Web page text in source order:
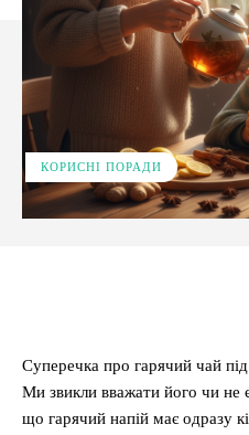
КОРИСНІ ПОРАДИ
Суперечка про гарячий чай
Ми звикли вважати його чи не
що гарячий напій має одразу